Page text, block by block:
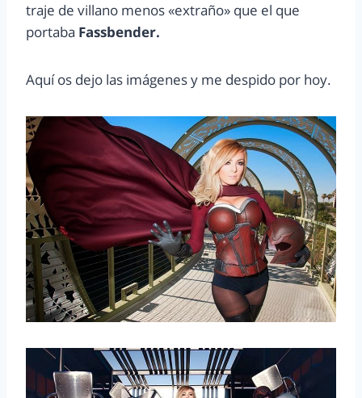
traje de villano menos «extraño» que el que
portaba Fassbender.
Aquí os dejo las imágenes y me despido por hoy.